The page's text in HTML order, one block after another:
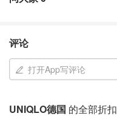
评论
打开App写评论
UNIQLO德国 的全部折扣